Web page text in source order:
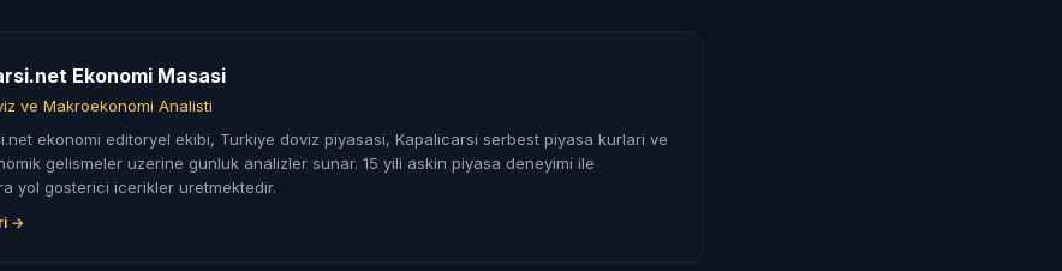
Ekonomi Masasi
ve Makroekonomi Analisti
ekonomi editoryel ekibi, Turkiye doviz piyasasi, Kapalicarsi serbest piyasa kurlari ve
gelismeler uzerine gunluk analizler sunar. 15 yili askin piyasa deneyimi ile
yol gosterici icerikler uretmektedir.
→